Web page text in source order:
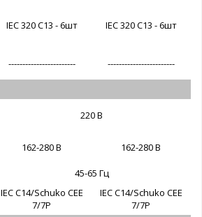
IEC 320 C13 - 6шт IEC 320 C13 - 6шт
------------------------ ------------------------
220 В
162-280 В 162-280 В
45-65 Гц
IEC C14/Schuko CEE
7/7P
IEC C14/Schuko CEE
7/7P